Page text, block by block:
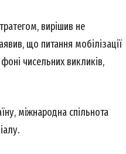
вирішив не
що питання мобілізації
чисельних викликів,
міжнародна спільнота